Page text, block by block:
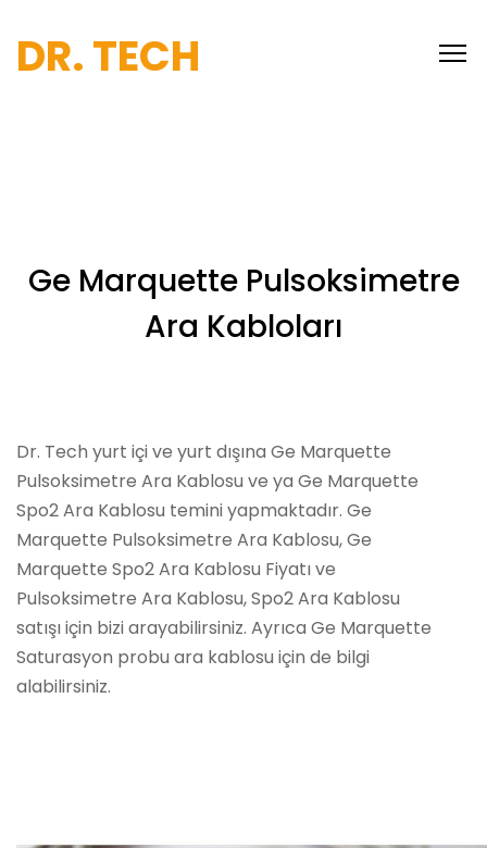
DR. TECH
Ge Marquette Pulsoksimetre
Ara Kabloları
Dr. Tech yurt içi ve yurt dışına Ge Marquette
Pulsoksimetre Ara Kablosu ve ya Ge Marquette
Spo2 Ara Kablosu temini yapmaktadır. Ge
Marquette Pulsoksimetre Ara Kablosu, Ge
Marquette Spo2 Ara Kablosu Fiyatı ve
Pulsoksimetre Ara Kablosu, Spo2 Ara Kablosu
satışı için bizi arayabilirsiniz. Ayrıca Ge Marquette
Saturasyon probu ara kablosu için de bilgi
alabilirsiniz.